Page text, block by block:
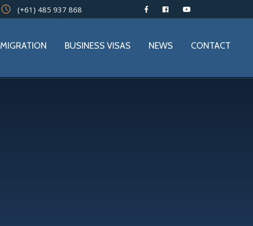
(+61) 485 937 868
MIGRATION BUSINESS VISAS NEWS CONTACT